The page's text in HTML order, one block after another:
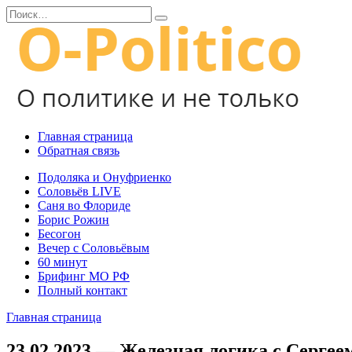
Перейти
к
содержанию
Search
for:
Главная страница
Обратная связь
Подоляка и Онуфриенко
Соловьёв LIVE
Саня во Флориде
Борис Рожин
Бесогон
Вечер с Соловьёвым
60 минут
Брифинг МО РФ
Полный контакт
Главная страница